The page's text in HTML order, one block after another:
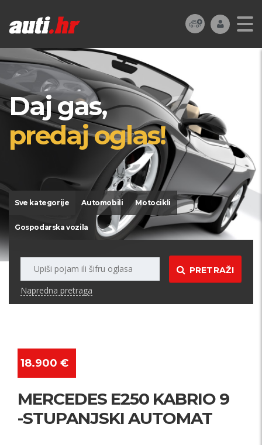
Daj gas,
predaj oglas!
Sve kategorije Automobili Motocikli
Gospodarska vozila
PRETRAŽI
Napredna pretraga
18.900 €
MERCEDES E250 KABRIO 9
-STUPANJSKI AUTOMAT